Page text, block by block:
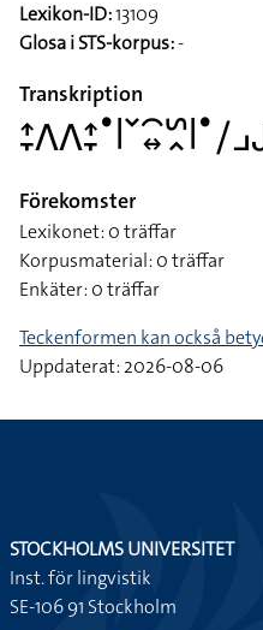
Lexikon-ID:13109
Glosa i STS-korpus:-
Transkription
Förekomster
Lexikonet: 0 träffar
Korpusmaterial: 0 träffar
Enkäter: 0 träffar
Teckenformen kan också
Uppdaterat: 2026-08-06
STOCKHOLMS UNIVERSITET
Inst. för lingvistik
SE-106 91 Stockholm